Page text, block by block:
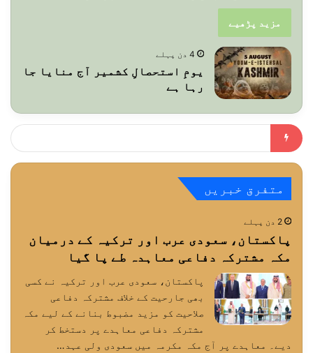
مزید پڑھیے
4 دن پہلے
یومِ استحصالِ کشمیر آج منایا جا
رہا ہے
متفرق خبریں
2 دن پہلے
پاکستان، سعودی عرب اور ترکیہ کے درمیان
مکہ مشترکہ دفاعی معاہدہ طے پا گیا
پاکستان، سعودی عرب اور ترکیہ نے کسی
بھی جارحیت کے خلاف مشترکہ دفاعی
صلاحیت کو مزید مضبوط بنانے کے لیے مکہ
مشترکہ دفاعی معاہدے پر دستخط کر
دیے۔ معاہدے پر آج مکہ مکرمہ میں سعودی ولی عہد…